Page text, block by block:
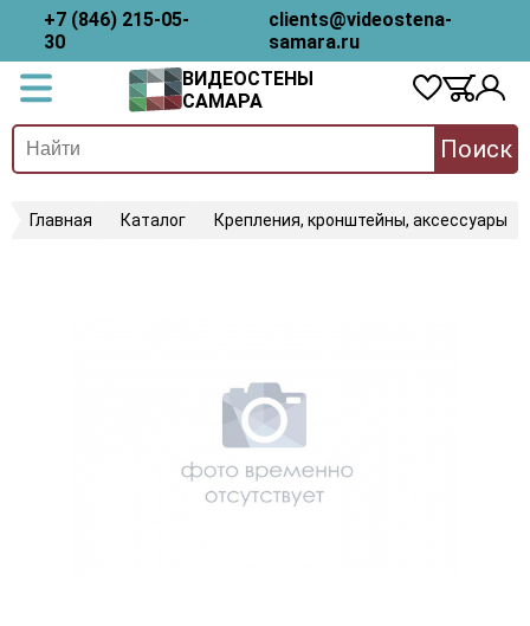
+7 (846) 215-05-
30
clients@videostena-
samara.ru
ВИДЕОСТЕНЫ
САМАРА
Поиск
Главная Каталог Крепления, кронштейны, аксессуары